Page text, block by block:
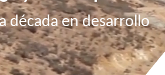
década en desarrollo